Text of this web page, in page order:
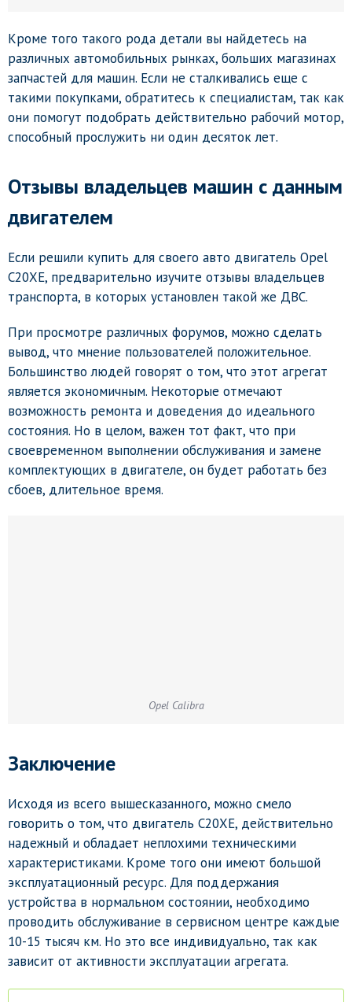
Кроме того такого рода детали вы найдетесь на
различных автомобильных рынках, больших магазинах
запчастей для машин. Если не сталкивались еще с
такими покупками, обратитесь к специалистам, так как
они помогут подобрать действительно рабочий мотор,
способный прослужить ни один десяток лет.
Отзывы владельцев машин с данным
двигателем
Если решили купить для своего авто двигатель Opel
C20XE, предварительно изучите отзывы владельцев
транспорта, в которых установлен такой же ДВС.
При просмотре различных форумов, можно сделать
вывод, что мнение пользователей положительное.
Большинство людей говорят о том, что этот агрегат
является экономичным. Некоторые отмечают
возможность ремонта и доведения до идеального
состояния. Но в целом, важен тот факт, что при
своевременном выполнении обслуживания и замене
комплектующих в двигателе, он будет работать без
сбоев, длительное время.
Opel Calibra
Заключение
Исходя из всего вышесказанного, можно смело
говорить о том, что двигатель С20ХЕ, действительно
надежный и обладает неплохими техническими
характеристиками. Кроме того они имеют большой
эксплуатационный ресурс. Для поддержания
устройства в нормальном состоянии, необходимо
проводить обслуживание в сервисном центре каждые
10-15 тысяч км. Но это все индивидуально, так как
зависит от активности эксплуатации агрегата.